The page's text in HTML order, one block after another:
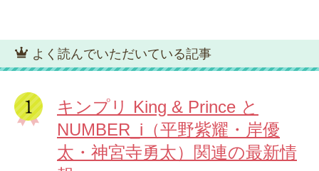
よく読んでいただいている記事
キンプリ King & Prince と
NUMBER_i（平野紫耀・岸優
太・神宮寺勇太）関連の最新情